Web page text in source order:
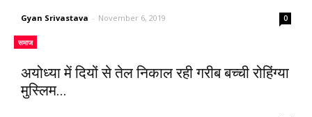
Gyan Srivastava - November 6, 2019 0
समाज
अयोध्या में दियों से तेल निकाल रही गरीब बच्ची रोहिंग्या
मुस्लिम...